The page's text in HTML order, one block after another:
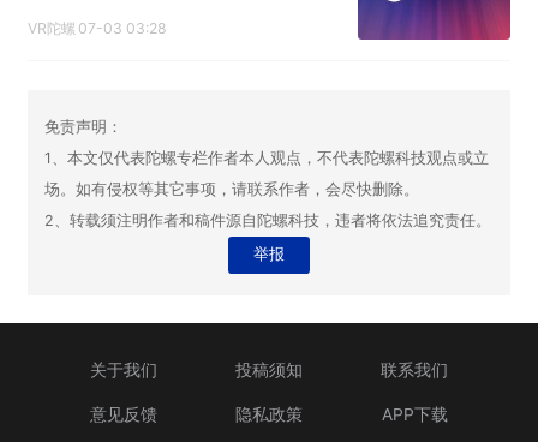
2逆势上涨
VR陀螺 07-03 03:28
免责声明：
1、本文仅代表陀螺专栏作者本人观点，不代表陀螺科技观点或立
场。如有侵权等其它事项，请联系作者，会尽快删除。
2、转载须注明作者和稿件源自陀螺科技，违者将依法追究责任。
举报
关于我们 投稿须知 联系我们
意见反馈 隐私政策 APP下载